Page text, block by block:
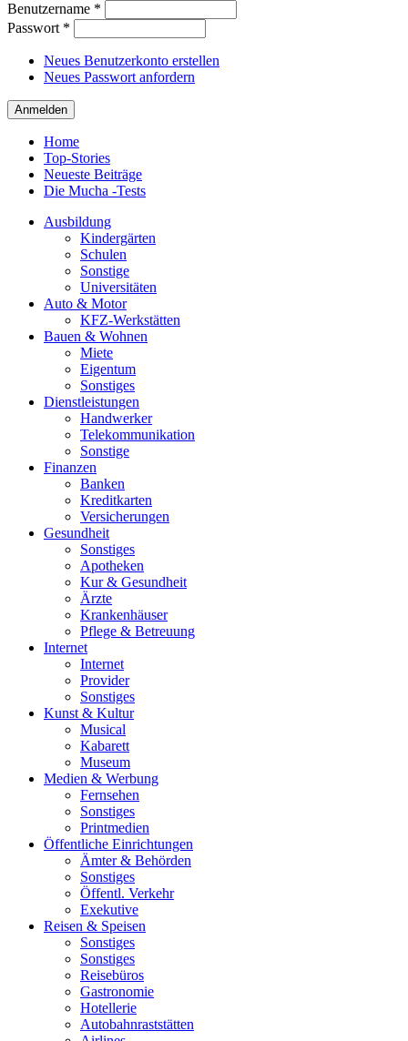
Benutzername *
Passwort *
Neues Benutzerkonto erstellen
Neues Passwort anfordern
Home
Top-Stories
Neueste Beiträge
Die Mucha -Tests
Ausbildung
Kindergärten
Schulen
Sonstige
Universitäten
Auto & Motor
KFZ-Werkstätten
Bauen & Wohnen
Miete
Eigentum
Sonstiges
Dienstleistungen
Handwerker
Telekommunikation
Sonstige
Finanzen
Banken
Kreditkarten
Versicherungen
Gesundheit
Sonstiges
Apotheken
Kur & Gesundheit
Ärzte
Krankenhäuser
Pflege & Betreuung
Internet
Internet
Provider
Sonstiges
Kunst & Kultur
Musical
Kabarett
Museum
Medien & Werbung
Fernsehen
Sonstiges
Printmedien
Öffentliche Einrichtungen
Ämter & Behörden
Sonstiges
Öffentl. Verkehr
Exekutive
Reisen & Speisen
Sonstiges
Sonstiges
Reisebüros
Gastronomie
Hotellerie
Autobahnraststätten